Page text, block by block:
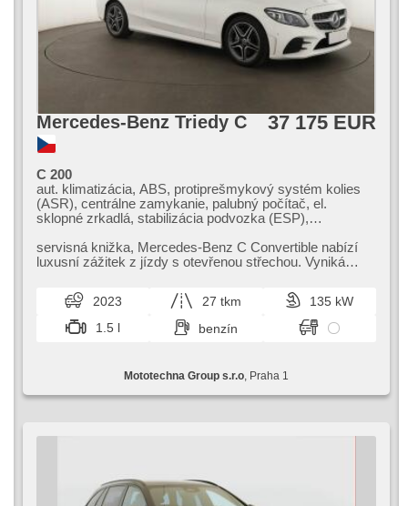
Mercedes-Benz Triedy C 37 175 EUR
C 200
aut. klimatizácia, ABS, protiprešmykový systém kolies
(ASR), centrálne zamykanie, palubný počítač, el.
sklopné zrkadlá, stabilizácia podvozka (ESP),
tlačítkom, senzor tlaku v pneumatikách, stráženie
jazdného pruhu, posilňovač riadenia, el. okná, autorádio,
servisná knižka,​ Mercedes​-Benz C Convertible nabízí
luxusní zážitek z jízdy s otevřenou střechou. Vyniká
2023 27 tkm
135 kW
1.5 l
benzín
Mototechna Group s.r.o , Praha 1